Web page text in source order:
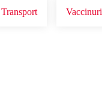
Transport Vaccinuri